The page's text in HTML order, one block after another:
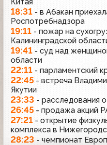
18:31 - в Абакан
Роспотребнадзора
19:11 - пожар на
Калининградской
19:41 - суд над
области
22:11 - парламентский
22:45 - встреча
Якутии
23:33 - расследования
26:45 - продажа акций
27:21 - открытие
комплекса в
28:23 - чемпионат